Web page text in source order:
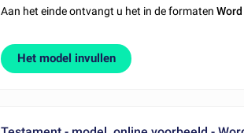
Aan het einde ontvangt u het in de formatenWord
Het model invullen